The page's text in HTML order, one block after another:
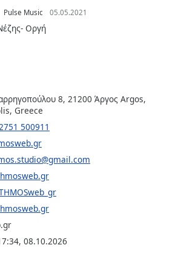
Pulse Music 05.05.2021
Οργή
8, 21200 Άργος Argos,
Greece
500911
, 08.10.2026